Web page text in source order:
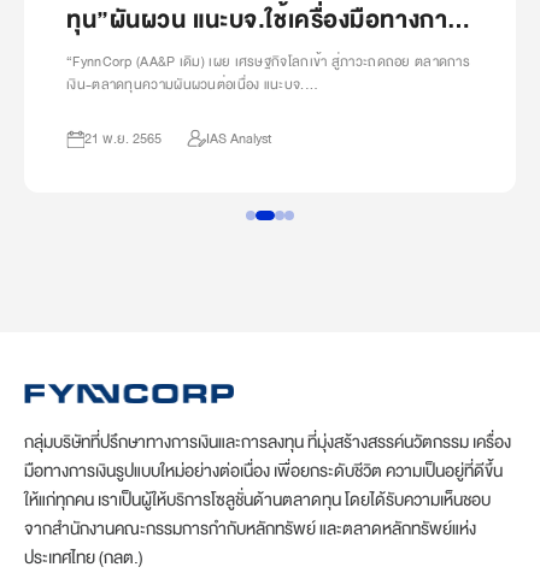
ทุน”ผันผวน แนะบจ.ใช้เครื่องมือทางการ
เงินถูกจังหวะ
“FynnCorp (AA&P เดิม) เผย เศรษฐกิจโลกเข้า สู่ภาวะถดถอย ตลาดการ
เงิน-ตลาดทุนความผันผวนต่อเนื่อง แนะบจ.…
21 พ.ย. 2565 IAS Analyst
กลุ่มบริษัทที่ปรึกษาทางการเงินและการลงทุน ที่มุ่งสร้างสรรค์นวัตกรรม เครื่อง
มือทางการเงินรูปแบบใหม่อย่างต่อเนื่อง เพื่อยกระดับชีวิต ความเป็นอยู่ที่ดีขึ้น
ให้แก่ทุกคน เราเป็นผู้ให้บริการโซลูชั่นด้านตลาดทุน โดยได้รับความเห็นชอบ
จากสำนักงานคณะกรรมการกำกับหลักทรัพย์ และตลาดหลักทรัพย์แห่ง
ประเทศไทย (กลต.)